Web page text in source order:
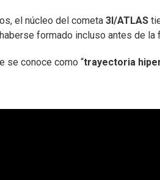
el núcleo del cometa 3I/ATLAS
formado incluso antes de la
se conoce como “trayectoria